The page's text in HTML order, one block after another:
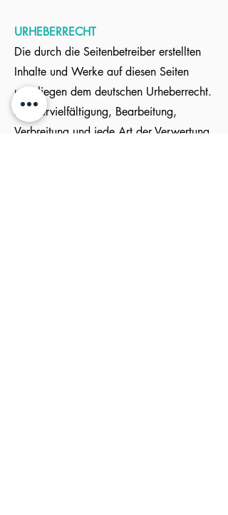
URHEBERRECHT
Die durch die Seitenbetreiber erstellten
Inhalte und Werke auf diesen Seiten
unterliegen dem deutschen Urheberrecht.
Die Vervielfältigung, Bearbeitung,
Verbreitung und jede Art der Verwertung